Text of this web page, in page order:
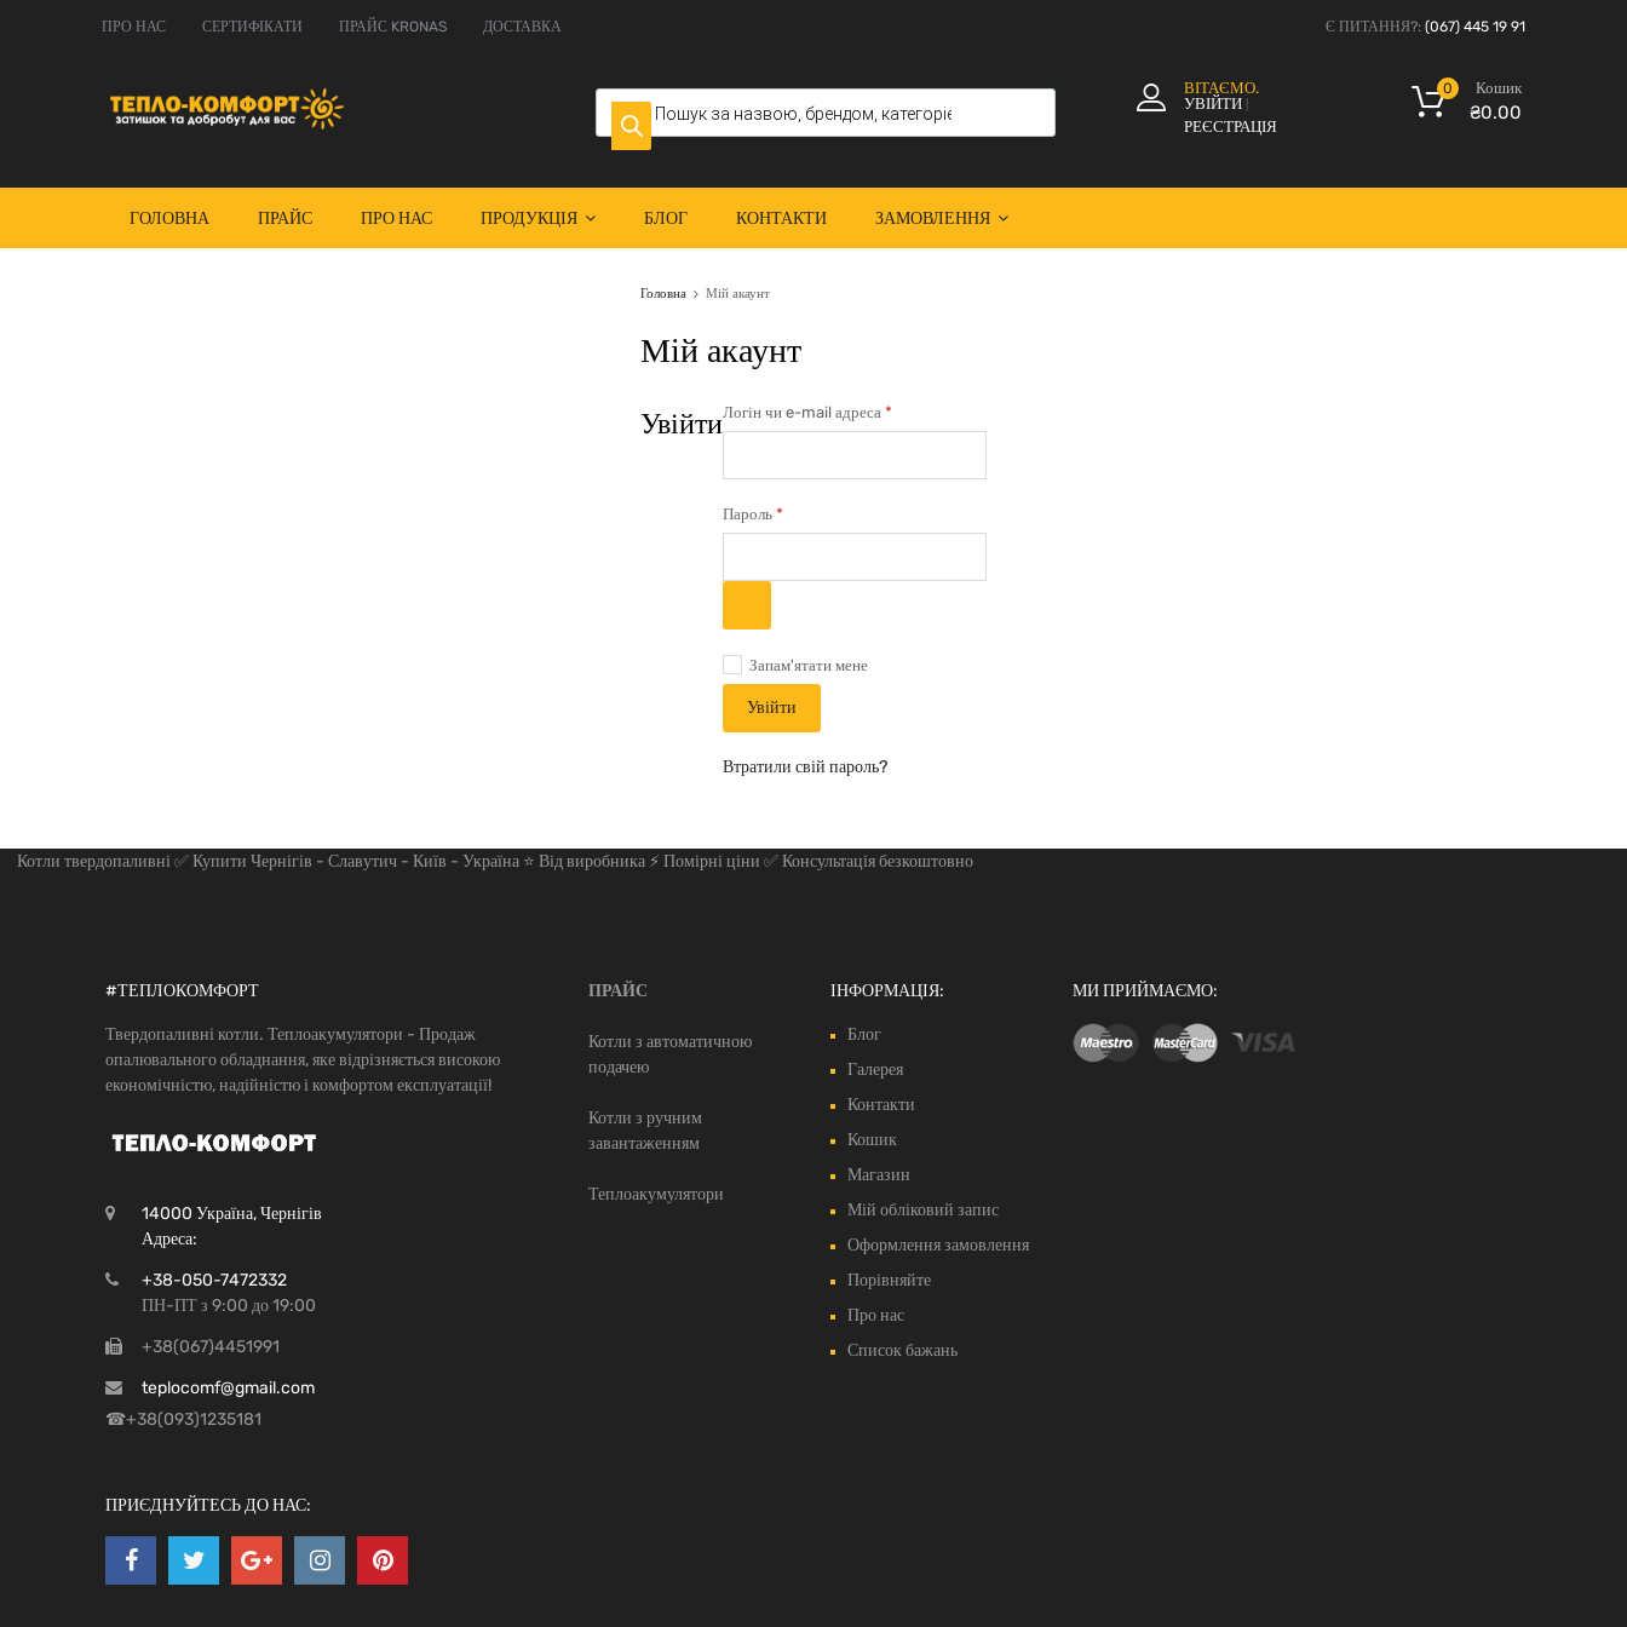
ПРО НАС СЕРТИФІКАТИ ПРАЙС KRONAS ДОСТАВКА Є ПИТАННЯ?: (067) 445 19 91
ВІТАЄМО.
УВІЙТИ
РЕЄСТРАЦІЯ
Кошик
₴0.00
0
ГОЛОВНА ПРАЙС ПРО НАС ПРОДУКЦІЯ БЛОГ КОНТАКТИ ЗАМОВЛЕННЯ
Головна Мій акаунт
Мій акаунт
УвійтиЛогін чи e-mail адреса *
Пароль *
Запам'ятати мене
Увійти
Втратили свій пароль?
Котли твердопаливні ✅ Купити Чернігів - Славутич - Київ - Україна ⭐ Від виробника ⚡ Помірні ціни ✅ Консультація безкоштовно
#ТЕПЛОКОМФОРТ
Твердопаливні котли. Теплоакумулятори - Продаж
опалювального обладнання, яке відрізняється високою
економічністю, надійністю і комфортом експлуатації!
14000 Україна, Чернігів
Адреса:
+38-050-7472332
ПН-ПТ з 9:00 до 19:00
+38(067)4451991
teplocomf@gmail.com
☎+38(093)1235181
ПРИЄДНУЙТЕСЬ ДО НАС:
ПРАЙС
Котли з автоматичною
подачею
Котли з ручним
завантаженням
Теплоакумулятори
ІНФОРМАЦІЯ:
Блог
Галерея
Контакти
Кошик
Магазин
Мій обліковий запис
Оформлення замовлення
Порівняйте
Про нас
Список бажань
МИ ПРИЙМАЄМО: